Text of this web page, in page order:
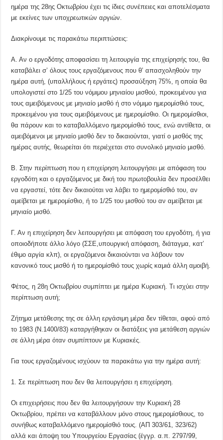
ημέρα της 28ης Οκτωβρίου έχει τις ίδιες συνέπειες και αποτελέσματα
με εκείνες των υποχρεωτικών αργιών.
Διακρίνουμε τις παρακάτω περιπτώσεις:
Α. Αν ο εργοδότης αποφασίσει τη λειτουργία της επιχείρησής του, θα
καταβάλει σ’ όλους τους εργαζόμενους που θ’ απασχοληθούν την
ημέρα αυτή, (υπαλλήλους ή εργάτες) προσαύξηση 75%, η οποία θα
υπολογιστεί στο 1/25 του νόμιμου μηνιαίου μισθού, προκειμένου για
τους αμειβόμενους με μηνιαίο μισθό ή στο νόμιμο ημερομίσθιό τους,
προκειμένου για τους αμειβόμενους με ημερομίσθιο. Οι ημερομίσθιοι,
θα πάρουν και το καταβαλλόμενο ημερομίσθιό τους, ενώ αντίθετα, οι
αμειβόμενοι με μηνιαίο μισθό δεν το δικαιούνται, γιατί ο μισθός της
ημέρας αυτής, θεωρείται ότι περιέχεται στο συνολικό μηνιαίο μισθό.
Β. Στην περίπτωση που η επιχείρηση λειτουργήσει με απόφαση του
εργοδότη και ο εργαζόμενος με δική του πρωτοβουλία δεν προσέλθει
να εργαστεί, τότε δεν δικαιούται να λάβει το ημερομίσθιό του, αν
αμείβεται με ημερομίσθιο, ή το 1/25 του μισθού του αν αμείβεται με
μηνιαίο μισθό.
Γ. Αν η επιχείρηση δεν λειτουργήσει με απόφαση του εργοδότη, ή για
οποιοδήποτε άλλο λόγο (ΣΣΕ,υπουργική απόφαση, διάταγμα, κατ’
έθιμο αργία κλπ), οι εργαζόμενοι δικαιούνται να λάβουν τον
κανονικό τους μισθό ή το ημερομίσθιό τους χωρίς καμιά άλλη αμοιβή.
Φέτος, η 28η Οκτωβρίου συμπίπτει με ημέρα Κυριακή. Τι ισχύει στην
περίπτωση αυτή;
Ζήτημα μετάθεσης της σε άλλη εργάσιμη μέρα δεν τίθεται, αφού από
το 1983 (Ν.1400/83) καταργήθηκαν οι διατάξεις για μετάθεση αργιών
σε άλλη μέρα όταν συμπίπτουν με Κυριακές.
Για τους εργαζομένους ισχύουν τα παρακάτω για την ημέρα αυτή:
1. Σε περίπτωση που δεν θα λειτουργήσει η επιχείρηση.
Οι επιχειρήσεις που δεν θα λειτουργήσουν την Κυριακή 28
Οκτωβρίου, πρέπει να καταβάλλουν μόνο στους ημερομίσθιους, το
συνήθως καταβαλλόμενο ημερομίσθιό τους. (ΑΠ 303/61, 323/62)
αλλά και άποψη του Υπουργείου Εργασίας (έγγρ. α.π. 2797/99,